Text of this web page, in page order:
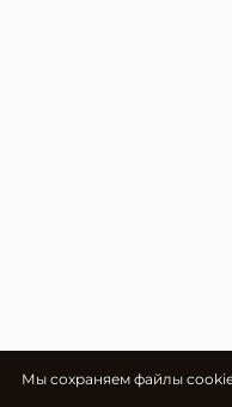
Мы cохраняем файлы